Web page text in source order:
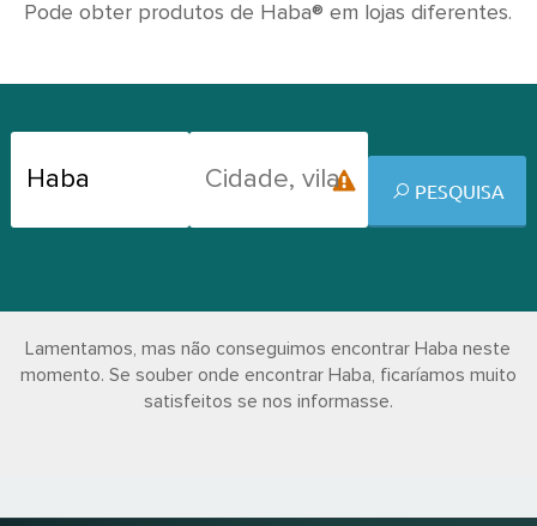
Pode obter produtos de Haba® em lojas diferentes.
PESQUISA
Lamentamos, mas não conseguimos encontrar Haba neste
momento. Se souber onde encontrar Haba, ficaríamos muito
satisfeitos se nos informasse.